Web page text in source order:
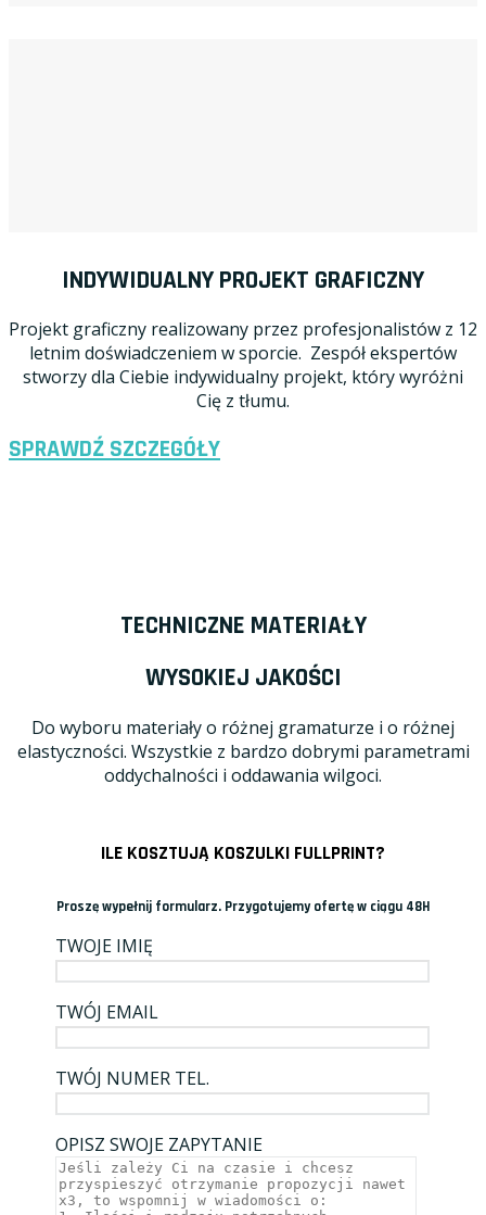
INDYWIDUALNY PROJEKT GRAFICZNY
Projekt graficzny realizowany przez profesjonalistów z 12
letnim doświadczeniem w sporcie. Zespół ekspertów
stworzy dla Ciebie indywidualny projekt, który wyróżni
Cię z tłumu.
SPRAWDŹ SZCZEGÓŁY
TECHNICZNE MATERIAŁY
WYSOKIEJ JAKOŚCI
Do wyboru materiały o różnej gramaturze i o różnej
elastyczności. Wszystkie z bardzo dobrymi parametrami
oddychalności i oddawania wilgoci.
ILE KOSZTUJĄ KOSZULKI FULLPRINT?
Proszę wypełnij formularz. Przygotujemy ofertę w ciągu 48H
TWOJE IMIĘ
TWÓJ EMAIL
TWÓJ NUMER TEL.
OPISZ SWOJE ZAPYTANIE